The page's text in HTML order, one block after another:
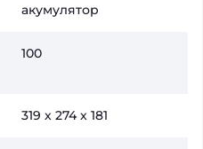
акумулятор
100
319 х 274 х 181